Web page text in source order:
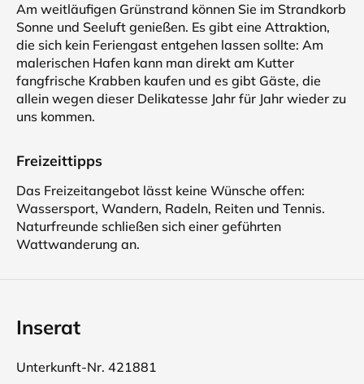
Am weitläufigen Grünstrand können Sie im Strandkorb
Sonne und Seeluft genießen. Es gibt eine Attraktion,
die sich kein Feriengast entgehen lassen sollte: Am
malerischen Hafen kann man direkt am Kutter
fangfrische Krabben kaufen und es gibt Gäste, die
allein wegen dieser Delikatesse Jahr für Jahr wieder zu
uns kommen.
Freizeittipps
Das Freizeitangebot lässt keine Wünsche offen:
Wassersport, Wandern, Radeln, Reiten und Tennis.
Naturfreunde schließen sich einer geführten
Wattwanderung an.
Inserat
Unterkunft-Nr. 421881